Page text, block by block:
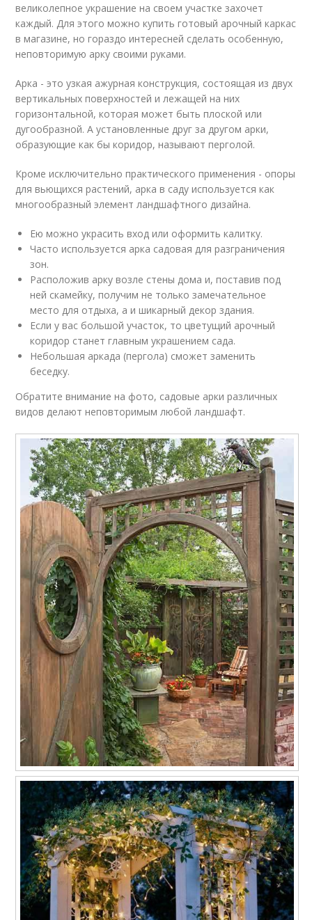
великолепное украшение на своем участке захочет
каждый. Для этого можно купить готовый арочный каркас
в магазине, но гораздо интересней сделать особенную,
неповторимую арку своими руками.
Арка - это узкая ажурная конструкция, состоящая из двух
вертикальных поверхностей и лежащей на них
горизонтальной, которая может быть плоской или
дугообразной. А установленные друг за другом арки,
образующие как бы коридор, называют перголой.
Кроме исключительно практического применения - опоры
для вьющихся растений, арка в саду используется как
многообразный элемент ландшафтного дизайна.
Ею можно украсить вход или оформить калитку.
Часто используется арка садовая для разграничения
зон.
Расположив арку возле стены дома и, поставив под
ней скамейку, получим не только замечательное
место для отдыха, а и шикарный декор здания.
Если у вас большой участок, то цветущий арочный
коридор станет главным украшением сада.
Небольшая аркада (пергола) сможет заменить
беседку.
Обратите внимание на фото, садовые арки различных
видов делают неповторимым любой ландшафт.